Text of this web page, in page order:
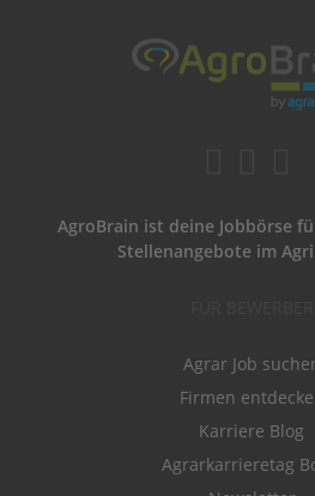
AgroBrain ist deine Jobbörse
Stellenangebote im
Agrar Job
Firmen
Karriere Blog
Agrarkarrieretag